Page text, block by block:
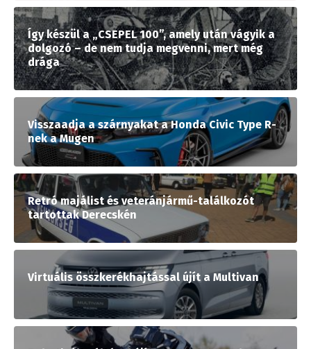
Így készül a „CSEPEL 100”, amely után vágyik a
dolgozó – de nem tudja megvenni, mert még
drága
Visszaadja a szárnyakat a Honda Civic Type R-
nek a Mugen
Retró majálist és veteránjármű-találkozót
tartottak Derecskén
Virtuális összkerékhajtással újít a Multivan